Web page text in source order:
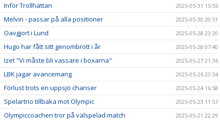
Inför Trollhättan 2025-05-31 15:55
Melvin - passar på alla positioner 2025-05-30 20:51
Oavgjort i Lund 2025-05-28 23:20
Hugo har fått sitt genombrott i år 2025-05-28 07:40
Izet "Vi måste bli vassare i boxarna" 2025-05-27 21:36
LBK jagar avancemang 2025-05-26 23:34
Förlust trots en uppsjö chanser 2025-05-24 16:58
Spelartrio tillbaka mot Olympic 2025-05-23 11:57
Olympiccoachen tror på välspelad match 2025-05-21 22:29